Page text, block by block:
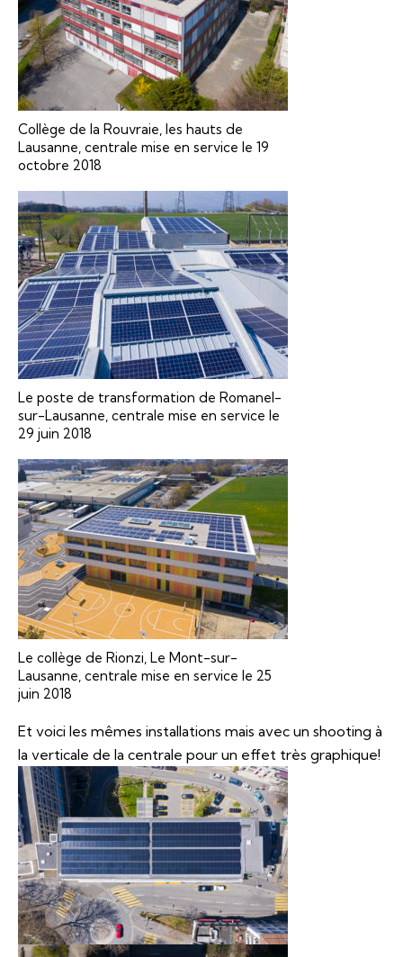
Collège de la Rouvraie, les hauts de
Lausanne, centrale mise en service le 19
octobre 2018
Le poste de transformation de Romanel-
sur-Lausanne, centrale mise en service le
29 juin 2018
Le collège de Rionzi, Le Mont-sur-
Lausanne, centrale mise en service le 25
juin 2018
Et voici les mêmes installations mais avec un shooting à
la verticale de la centrale pour un effet très graphique!